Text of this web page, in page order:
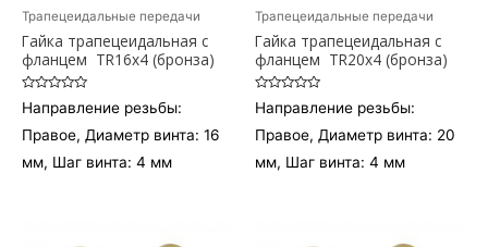
Трапецеидальные передачи
Гайка трапецеидальная c
фланцем TR16x4 (бронза)
Оценка
0
Направление резьбы:
Правое, Диаметр винта: 16
мм, Шаг винта: 4 мм
Трапецеидальные передачи
Гайка трапецеидальная c
фланцем TR20x4 (бронза)
Оценка
0
Направление резьбы:
Правое, Диаметр винта: 20
мм, Шаг винта: 4 мм